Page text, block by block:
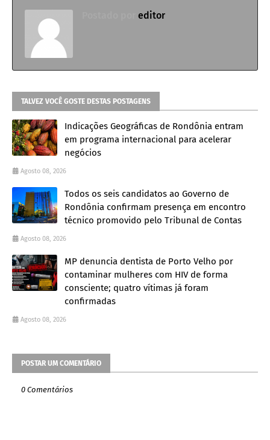
editor
TALVEZ VOCÊ GOSTE DESTAS POSTAGENS
Indicações Geográficas de Rondônia entram
em programa internacional para acelerar
negócios
Agosto 08, 2026
Todos os seis candidatos ao Governo de
Rondônia confirmam presença em encontro
técnico promovido pelo Tribunal de Contas
Agosto 08, 2026
MP denuncia dentista de Porto Velho por
contaminar mulheres com HIV de forma
consciente; quatro vítimas já foram
confirmadas
Agosto 08, 2026
POSTAR UM COMENTÁRIO
0 Comentários